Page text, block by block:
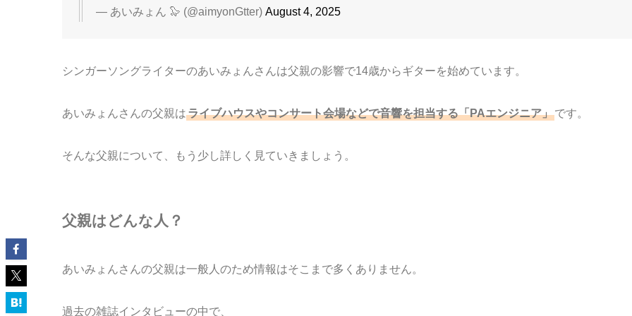
— あいみょん 🦭 (@aimyonGtter) August 4, 2025
シンガーソングライターのあいみょんさんは父親の影響で14歳からギターを始めています。
あいみょんさんの父親はライブハウスやコンサート会場などで音響を担当する「PAエンジニア」です。
そんな父親について、もう少し詳しく見ていきましょう。
父親はどんな人？
あいみょんさんの父親は一般人のため情報はそこまで多くありません。
過去の雑誌インタビューの中で、